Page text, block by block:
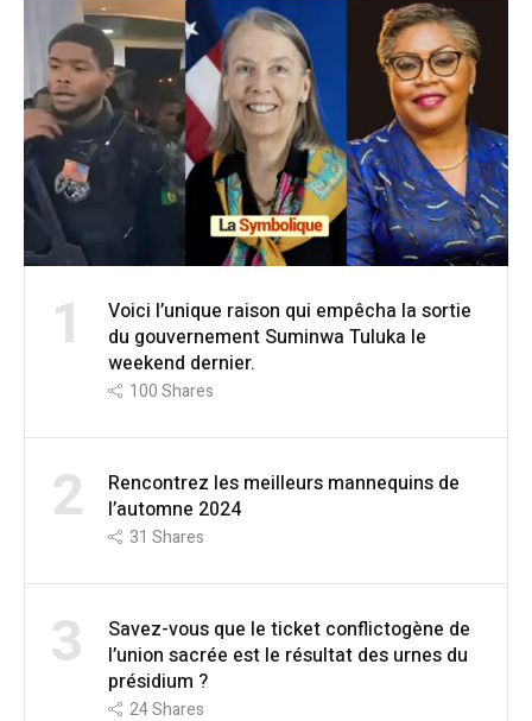
1
Voici l’unique raison qui empêcha la sortie
du gouvernement Suminwa Tuluka le
weekend dernier.
100Shares
2
Rencontrez les meilleurs mannequins de
l’automne 2024
31 Shares
3
Savez-vous que le ticket conflictogène de
l’union sacrée est le résultat des urnes du
présidium ?
24Shares